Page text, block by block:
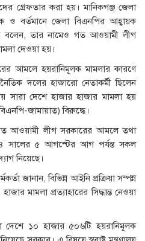
গ্রেফতার করা হয়। মানিকগঞ্জ জেলা
ও বর্তমানে জেলা বিএনপির আহ্বায়ক
বলেন, তার নামেও গত আওয়ামী লীগ
দেওয়া হয়।
আমলে হয়রানিমূলক মামলার কারণে
দলের হাজারো নেতাকর্মী ছিলেন
সারা দেশে হাজার হাজার মামলা হয়
জামায়াত) বিরুদ্ধে।
আওয়ামী লীগ সরকারের আমলে তথা
সালের ৫ আগস্টের আগ পর্যন্ত সকল
নিয়েছে।
জানান, বিভিন্ন আইনি প্রক্রিয়া সম্পন্ন
মামলা প্রত্যাহারের সিদ্ধান্ত নেওয়া
দেশে ১০ হাজার ৫০৬টি হয়রানিমূলক